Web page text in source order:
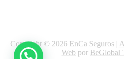
Copyright © 2026 EnCa Seguros |
Web por BeGlobal